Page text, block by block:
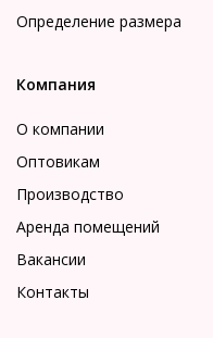
Определение размера
Компания
О компании
Оптовикам
Производство
Аренда помещений
Вакансии
Контакты